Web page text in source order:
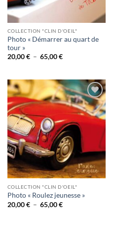
COLLECTION "CLIN D'OEIL"
Photo « Démarrer au quart de
tour »
20,00€ – 65,00€Plage
à
65,00 €
Ajouter
à la
wishlist
COLLECTION "CLIN D'OEIL"
Photo « Roulez jeunesse »
20,00€ – 65,00€Plage